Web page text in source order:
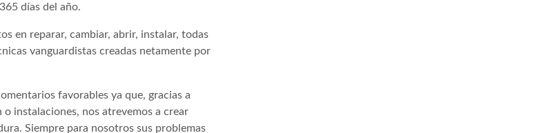
días del año.
en reparar, cambiar, abrir, instalar, todas
vanguardistas creadas netamente por
favorables ya que, gracias a
instalaciones, nos atrevemos a crear
Siempre para nosotros sus problemas